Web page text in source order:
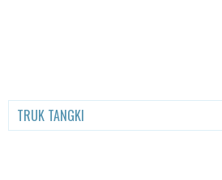
TRUK TANGKI